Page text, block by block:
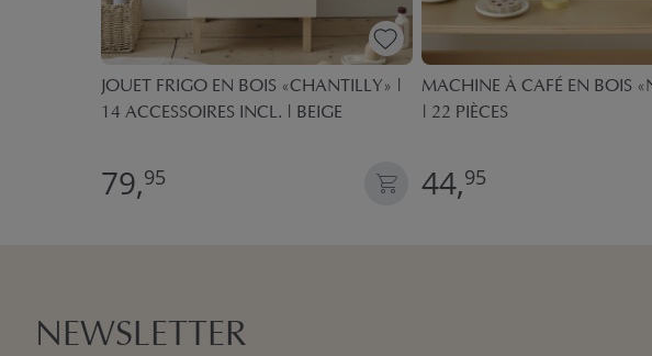
JOUET FRIGO EN BOIS «CHANTILLY» |
14 ACCESSOIRES INCL. | BEIGE
79,95
MACHINE À CAFÉ EN BOIS
| 22 PIÈCES
44,95
NEWSLETTER